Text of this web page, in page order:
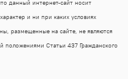
данный интернет-сайт носит
и ни при каких условиях
размещенные на сайте, не являются
положениями Статьи 437 Гражданского